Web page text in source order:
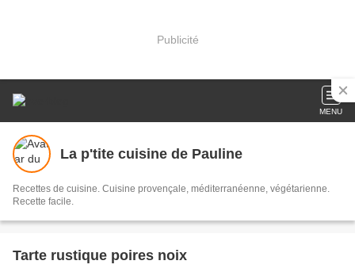
Publicité
MENU
La p'tite cuisine de Pauline
Recettes de cuisine. Cuisine provençale, méditerranéenne, végétarienne.
Recette facile.
Tarte rustique poires noix